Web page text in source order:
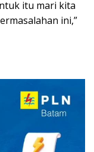
itu mari kita
ini,”